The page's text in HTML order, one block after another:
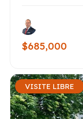
$685,000
VISITE LIBRE